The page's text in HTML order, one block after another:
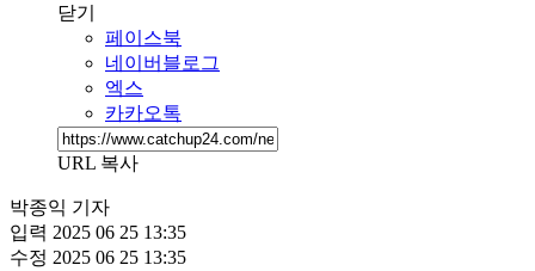
닫기
페이스북
네이버블로그
엑스
카카오톡
URL 복사
박종익 기자
입력 2025 06 25 13:35
수정 2025 06 25 13:35